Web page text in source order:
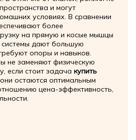
и могут
условиях. В сравнении
более
на прямую и косые мышцы
дают большую
опоры и навыков.
не заменяют физическую
если стоит задача купить
остаются оптимальным
цена-эффективность,